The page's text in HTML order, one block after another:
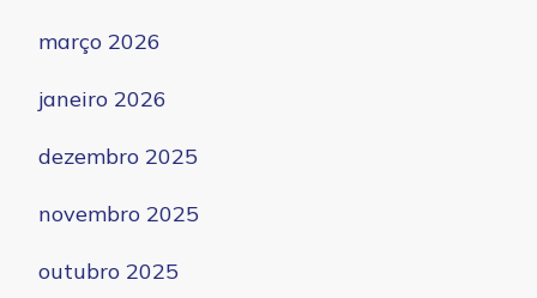
março 2026
janeiro 2026
dezembro 2025
novembro 2025
outubro 2025